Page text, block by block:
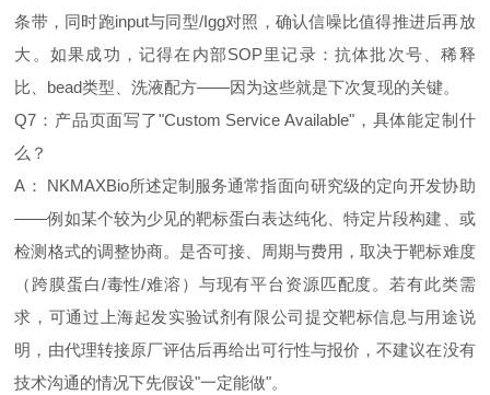
条带，同时跑input与同型/Igg对照，确认信噪比值得推进后再放
大。如果成功，记得在内部SOP里记录：抗体批次号、稀释
比、bead类型、洗液配方——因为这些就是下次复现的关键。
Q7：产品页面写了"Custom Service Available"，具体能定制什
么？
A： NKMAXBio所述定制服务通常指面向研究级的定向开发协助
——例如某个较为少见的靶标蛋白表达纯化、特定片段构建、或
检测格式的调整协商。是否可接、周期与费用，取决于靶标难度
（跨膜蛋白/毒性/难溶）与现有平台资源匹配度。若有此类需
求，可通过上海起发实验试剂有限公司提交靶标信息与用途说
明，由代理转接原厂评估后再给出可行性与报价，不建议在没有
技术沟通的情况下先假设"一定能做"。